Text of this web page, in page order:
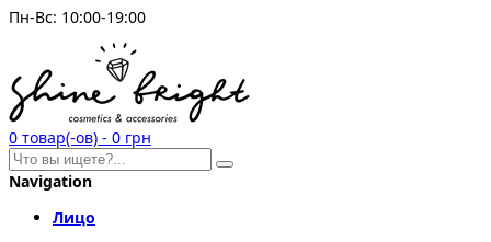
Пн-Вс: 10:00-19:00
0 товар(-ов) - 0 грн
Navigation
Лицо